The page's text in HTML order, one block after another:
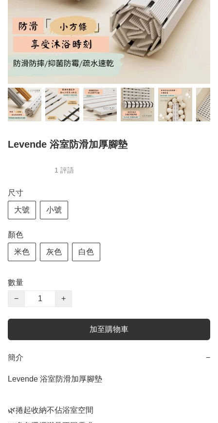
Levende 浴室防滑加厚腳墊
1 評語
尺寸
大號 小號
顏色
米色 灰色 白色
數量
−
+
加至購物車
簡介 −
Levende 浴室防滑加厚腳墊
🌿捲起收納不佔浴室空間